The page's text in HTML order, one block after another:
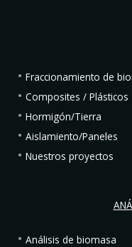
Fraccionamiento de
Composites / Plásticos
Hormigón/Tierra
Aislamiento/Paneles
Nuestros proyectos
Análisis de biomasa